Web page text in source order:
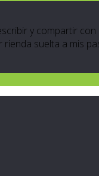
y compartir
suelta a mis